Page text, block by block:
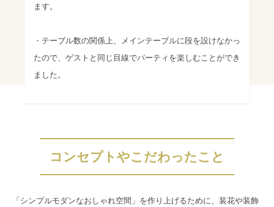
ます。
・テーブル数の関係上、メインテーブルに段を設けなかっ
たので、ゲストと同じ目線でパーティを楽しむことができ
ました。
コンセプトやこだわったこと
「シンプルモダンなおしゃれ空間」を作り上げるために、装花や装飾